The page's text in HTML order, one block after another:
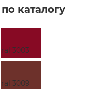
каталогу
ral 3003
ral 3009